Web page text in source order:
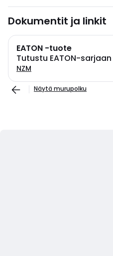
Dokumentit ja linkit
EATON -tuote
Tutustu EATON-sarjaan
NZM
Näytä murupolku